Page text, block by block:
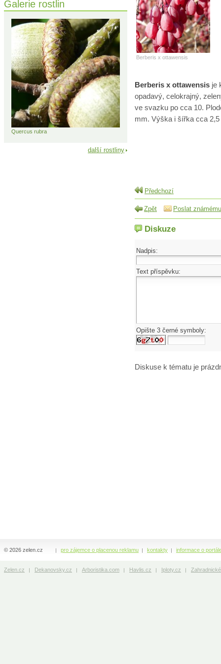
Berberis x ottawensis
Berberis x ottawensis je
opadavý, celokrajný,
ve svazku po cca 10.
mm. Výška i šířka cca 2,5
Předchozí
Zpět Poslat známému
Diskuze
Nadpis:
Text příspěvku:
Opište 3 černé symboly:
Diskuse k tématu je
Galerie rostlin
Quercus rubra
další rostliny
pro zájemce o placenou reklamu kontakty informace o
© 2026 zelen.cz
Zelen.cz Dekanovsky.cz Arboristika.com Havlis.cz Iploty.cz